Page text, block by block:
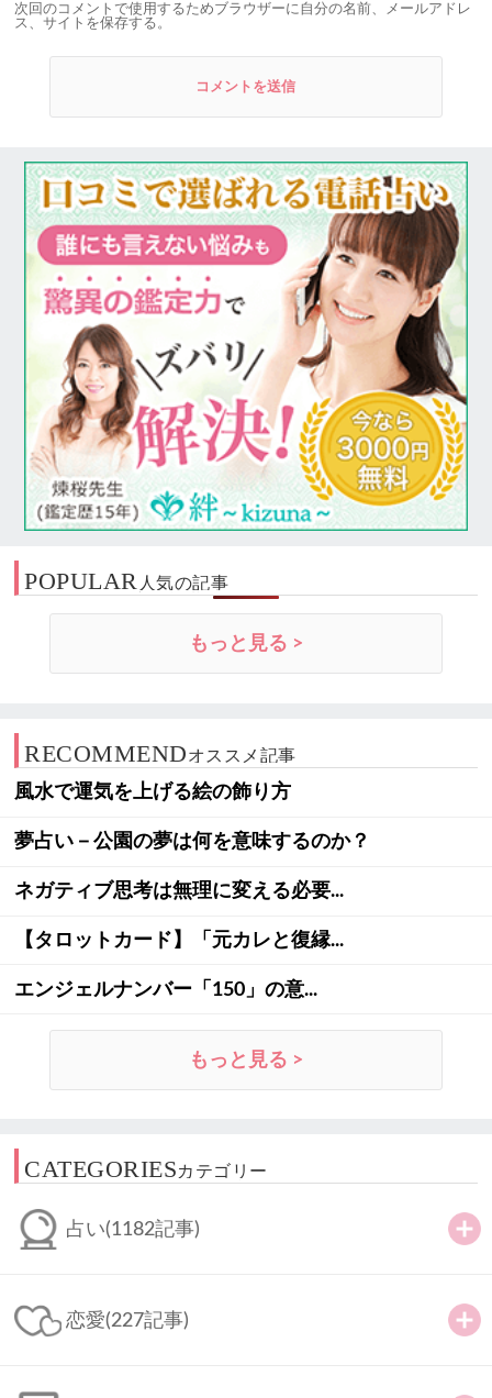
次回のコメントで使用するためブラウザーに自分の名前、メールアドレ
ス、サイトを保存する。
POPULAR 人気の記事
もっと見る >
RECOMMENDオススメ記事
風水で運気を上げる絵の飾り方
夢占い－公園の夢は何を意味するのか？
ネガティブ思考は無理に変える必要...
【タロットカード】「元カレと復縁...
エンジェルナンバー「150」の意...
もっと見る >
CATEGORIESカテゴリー
占い(1182記事)
恋愛(227記事)